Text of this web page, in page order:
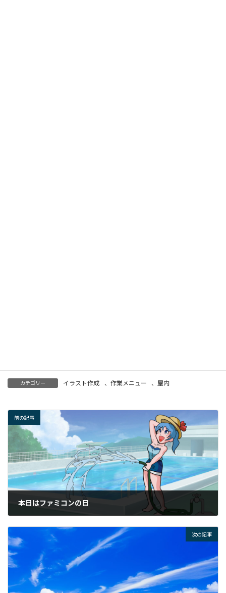
カテゴリー イラスト作成 、 作業メニュー 、 屋内
前の記事
本日はファミコンの日
次の記事